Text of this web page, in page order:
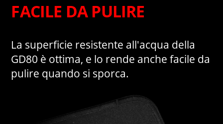
FACILE DA PULIRE
La superficie resistente all'acqua della
GD80 è ottima, e lo rende anche facile da
pulire quando si sporca.